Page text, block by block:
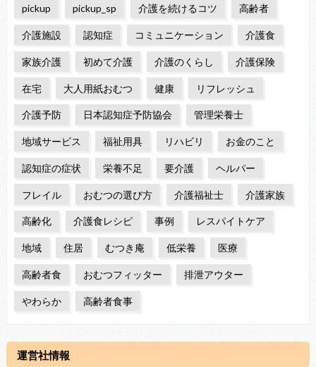
pickup pickup_sp 介護を続けるコツ 高齢者
介護施設 認知症 コミュニケーション 介護食
家族介護 初めて介護 介護のくらし 介護保険
在宅 大人用紙おむつ 健康 リフレッシュ
介護予防 日本認知症予防協会 管理栄養士
地域サービス 福祉用具 リハビリ お金のこと
認知症の症状 栄養不足 要介護 ヘルパー
フレイル おむつの選び方 介護福祉士 介護家族
高齢化 介護食レシピ 事例 レスパイトケア
地域 住居 むつき庵 低栄養 医療
高齢者食 おむつフィッター 排泄アウター
やわらか 高齢者食事
運営社情報